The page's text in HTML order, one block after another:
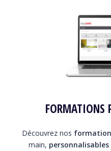
FORMATIONS
Découvrez nos
main, personnalisables